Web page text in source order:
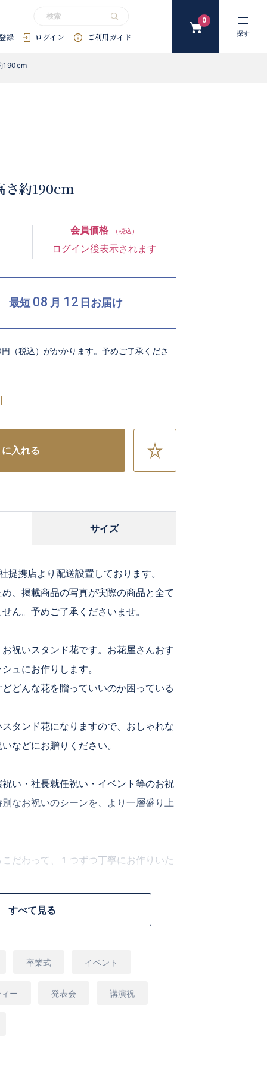
録 ログイン ご利用ガイド
カ
0
探す
#花束
190cm
さ約190cm
会員価格 （税込）
ログイン後表示されます
最短 08 月 12 日 お届け
（税込）がかかります。予めご了承くださ
入れる
お
サイズ
すべて見る
提携店より配送設置しております。
、掲載商品の写真が実際の商品と全て
ん。予めご了承くださいませ。
祝いスタンド花です。お花屋さんおす
ュにお作りします。
どんな花を贈っていいのか困っている
タンド花になりますので、おしゃれな
などにお贈りください。
い・社長就任祝い・イベント等のお祝
なお祝いのシーンを、より一層盛り上
だわって、１つずつ丁寧にお作りいた
ご要望など」欄にご入力をお願いいた
卒業式 イベント
ー 発表会 講演祝